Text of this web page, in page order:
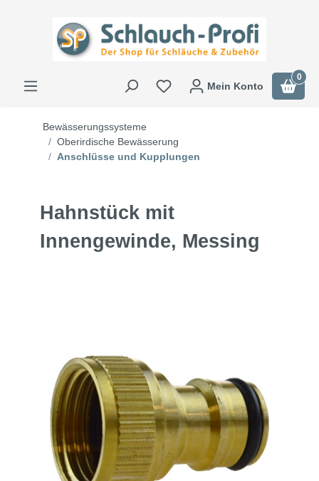
Mein Konto
0
Bewässerungssysteme
Oberirdische Bewässerung
Anschlüsse und Kupplungen
Hahnstück mit
Innengewinde, Messing